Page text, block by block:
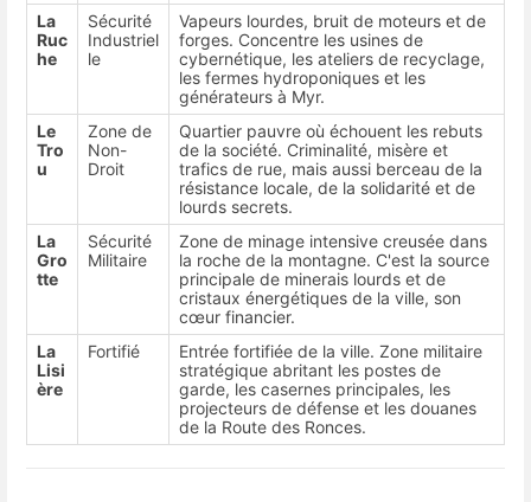
La
Ruc
he
Sécurité
Industriel
le
Vapeurs lourdes, bruit de moteurs et de
forges. Concentre les usines de
cybernétique, les ateliers de recyclage,
les fermes hydroponiques et les
générateurs à Myr.
Le
Tro
u
Zone de
Non-
Droit
Quartier pauvre où échouent les rebuts
de la société. Criminalité, misère et
trafics de rue, mais aussi berceau de la
résistance locale, de la solidarité et de
lourds secrets.
La
Gro
tte
Sécurité
Militaire
Zone de minage intensive creusée dans
la roche de la montagne. C'est la source
principale de minerais lourds et de
cristaux énergétiques de la ville, son
cœur financier.
La
Lisi
ère
Fortifié
Entrée fortifiée de la ville. Zone militaire
stratégique abritant les postes de
garde, les casernes principales, les
projecteurs de défense et les douanes
de la Route des Ronces.